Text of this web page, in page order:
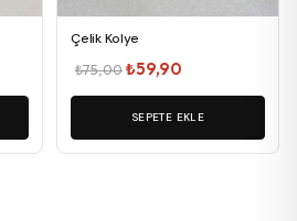
Çelik Kolye
₺75,00Orijinal
fiyat:
₺75,00.
₺59,90
andaki
fiyat:
SEPETE EKLE